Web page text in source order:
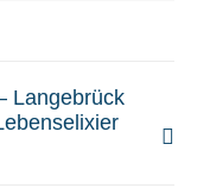
Langebrück